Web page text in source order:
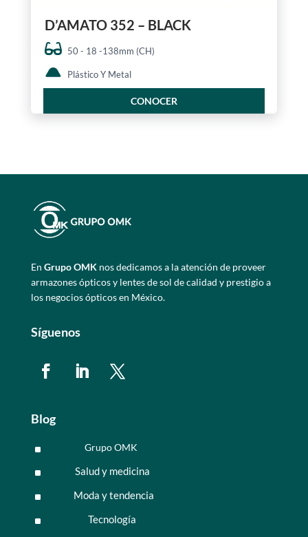
D’AMATO 352 – BLACK
50 - 18 -138mm (CH)
Plástico Y Metal
CONOCER
En Grupo OMKnos dedicamos a la atención de proveer
armazones ópticos y lentes de sol de calidad y prestigio a
los negocios ópticos en México.
Síguenos
Blog
^ Grupo OMK
^ Salud y medicina
^ Moda y tendencia
^ Tecnología